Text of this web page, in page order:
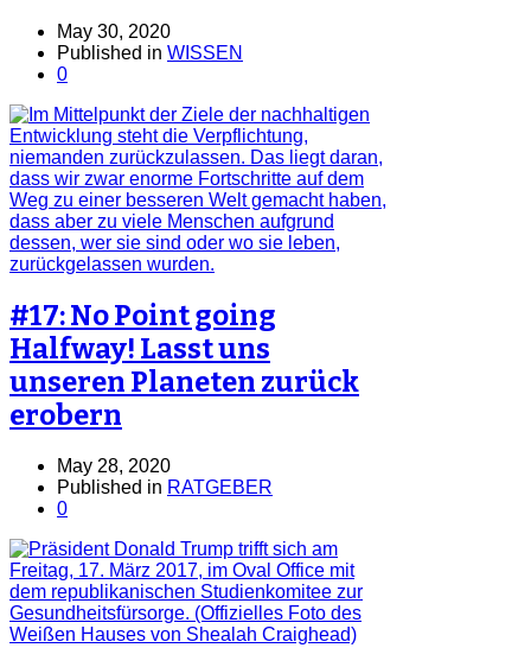
May 30, 2020
Published in WISSEN
0
#17: No Point going
Halfway! Lasst uns
unseren Planeten zurück
erobern
May 28, 2020
Published in RATGEBER
0